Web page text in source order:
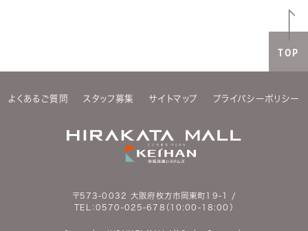
TOP
よくあるご質問 スタッフ募集 サイトマップ プライバシーポリシー
〒573-0032 大阪府枚方市岡東町19-1 /
TEL：0570-025-678 （10:00-18:00）